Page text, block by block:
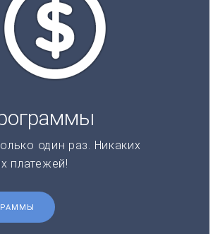
один раз. Никаких
платежей!